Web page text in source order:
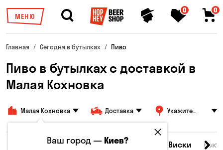
МЕНЮ
0 0
Главная Сегодня в бутылках Пиво
Пиво в бутылках с доставкой в
Малая Кохновка
Малая Кохновка Доставка
Укажите
Все товары Пиво Сидр Виски
Ваш город —Киев?